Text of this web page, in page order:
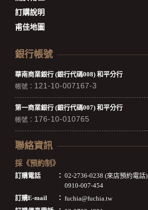
訂購說明
甫佳地圖
銀行帳號
華南商業銀行 (銀行代碼008) 和平分行
帳號： 121-10-007167-3
第一商業銀行 (銀行代碼007) 和平分行
帳號： 176-10-010765
聯絡資訊
採《預約制》
訂購電話 ： 02-2736-0238 (來店預約電話)
0910-007-454
訂購E-mail
： fuchia@fuchia.tw